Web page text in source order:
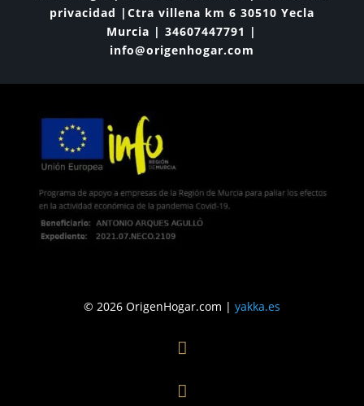
privacidad |Ctra villena km 6 30510 Yecla
Murcia | 34607447791 |
info@origenhogar.com
© 2026 OrigenHogar.com | yakka.es

